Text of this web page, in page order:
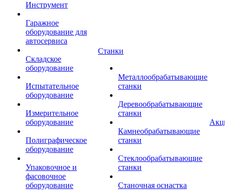
Инструмент
Гаражное
оборудование для
автосервиса
Складское
оборудование
Испытательное
оборудование
Измерительное
оборудование
Полиграфическое
оборудование
Упаковочное и
фасовочное
оборудование
Станки
Металлообрабатывающие
станки
Деревообрабатывающие
станки
Камнеобрабатывающие
станки
Стеклообрабатывающие
станки
Станочная оснастка